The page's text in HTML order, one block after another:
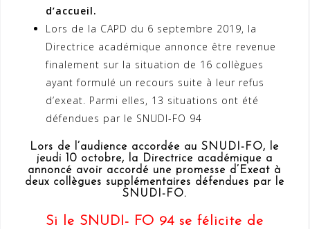
d’accueil.
Lors de la CAPD du 6 septembre 2019, la
Directrice académique annonce être revenue
finalement sur la situation de 16 collègues
ayant formulé un recours suite à leur refus
d’exeat. Parmi elles, 13 situations ont été
défendues par le SNUDI-FO 94
Lors de l’audience accordée au SNUDI-FO, le
jeudi 10 octobre,
la Directrice académique a
annoncé avoir accordé une promesse d’Exeat à
deux collègues supplémentaires défendues par le
SNUDI-FO.
Si le SNUDI- FO 94 se félicite de